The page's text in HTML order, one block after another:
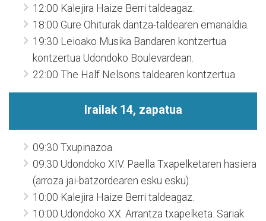
12:00 Kalejira Haize Berri taldeagaz.
18:00 Gure Ohiturak dantza-taldearen emanaldia.
19:30 Leioako Musika Bandaren kontzertua
kontzertua Udondoko Boulevardean.
22:00 The Half Nelsons taldearen kontzertua.
Irailak 14, zapatua
09:30 Txupinazoa.
09:30 Udondoko XIV. Paella Txapelketaren hasiera
(arroza jai-batzordearen esku esku).
10:00 Kalejira Haize Berri taldeagaz.
10:00 Udondoko XX. Arrantza txapelketa. Sariak